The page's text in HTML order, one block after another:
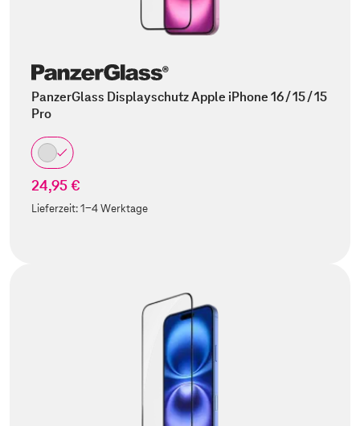
PanzerGlass Displayschutz Apple iPhone 16 / 15 / 15
Pro
24,95 €
Lieferzeit:1-4 Werktage